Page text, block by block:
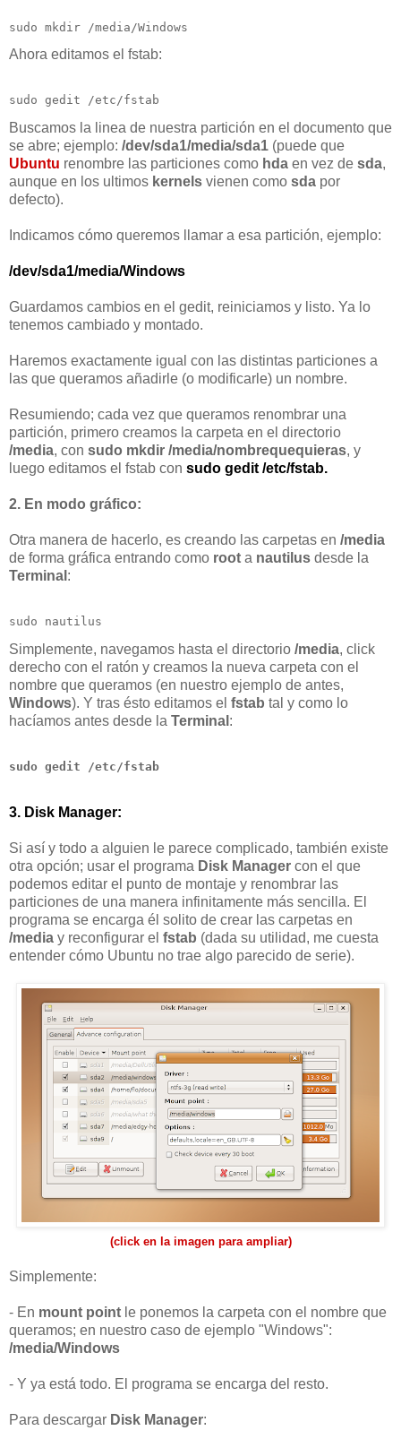
sudo mkdir /media/Windows
Ahora editamos el fstab:
sudo gedit /etc/fstab
Buscamos la linea de nuestra partición en el documento que
se abre; ejemplo: /dev/sda1/media/sda1 (puede que
Ubuntu renombre las particiones como hda en vez de sda,
aunque en los ultimos kernels vienen como sda por
defecto).
Indicamos cómo queremos llamar a esa partición, ejemplo:
/dev/sda1/media/Windows
Guardamos cambios en el gedit, reiniciamos y listo. Ya lo
tenemos cambiado y montado.
Haremos exactamente igual con las distintas particiones a
las que queramos añadirle (o modificarle) un nombre.
Resumiendo; cada vez que queramos renombrar una
partición, primero creamos la carpeta en el directorio
/media, con sudo mkdir /media/nombrequequieras, y
luego editamos el fstab con sudo gedit /etc/fstab.
2. En modo gráfico:
Otra manera de hacerlo, es creando las carpetas en /media
de forma gráfica entrando como root a nautilus desde la
Terminal :
sudo nautilus
Simplemente, navegamos hasta el directorio /media, click
derecho con el ratón y creamos la nueva carpeta con el
nombre que queramos (en nuestro ejemplo de antes,
Windows). Y tras ésto editamos el fstab tal y como lo
hacíamos antes desde la Terminal :
sudo gedit /etc/fstab
3. Disk Manager:
Si así y todo a alguien le parece complicado, también existe
otra opción; usar el programa Disk Manager con el que
podemos editar el punto de montaje y renombrar las
particiones de una manera infinitamente más sencilla. El
programa se encarga él solito de crear las carpetas en
/media y reconfigurar el fstab (dada su utilidad, me cuesta
entender cómo Ubuntu no trae algo parecido de serie).
(click en la imagen para ampliar)
Simplemente:
- En mount point le ponemos la carpeta con el nombre que
queramos; en nuestro caso de ejemplo "Windows":
/media/Windows
- Y ya está todo. El programa se encarga del resto.
Para descargar Disk Manager: